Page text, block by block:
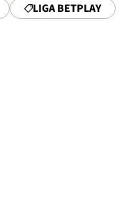
LIGA BETPLAY